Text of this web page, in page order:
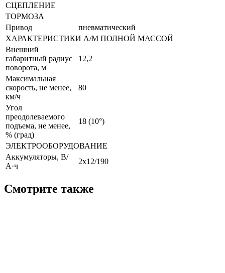
СЦЕПЛЕНИЕ
ТОРМОЗА
Привод
пневматический
ХАРАКТЕРИСТИКИ А/М ПОЛНОЙ МАССОЙ
Внешний
габаритный радиус
поворота, м
12,2
Максимальная
скорость, не менее,
км/ч
80
Угол
преодолеваемого
подъема, не менее,
% (град)
18 (10°)
ЭЛЕКТРООБОРУДОВАНИЕ
Аккумуляторы, В/
А·ч
2х12/190
Смотрите также